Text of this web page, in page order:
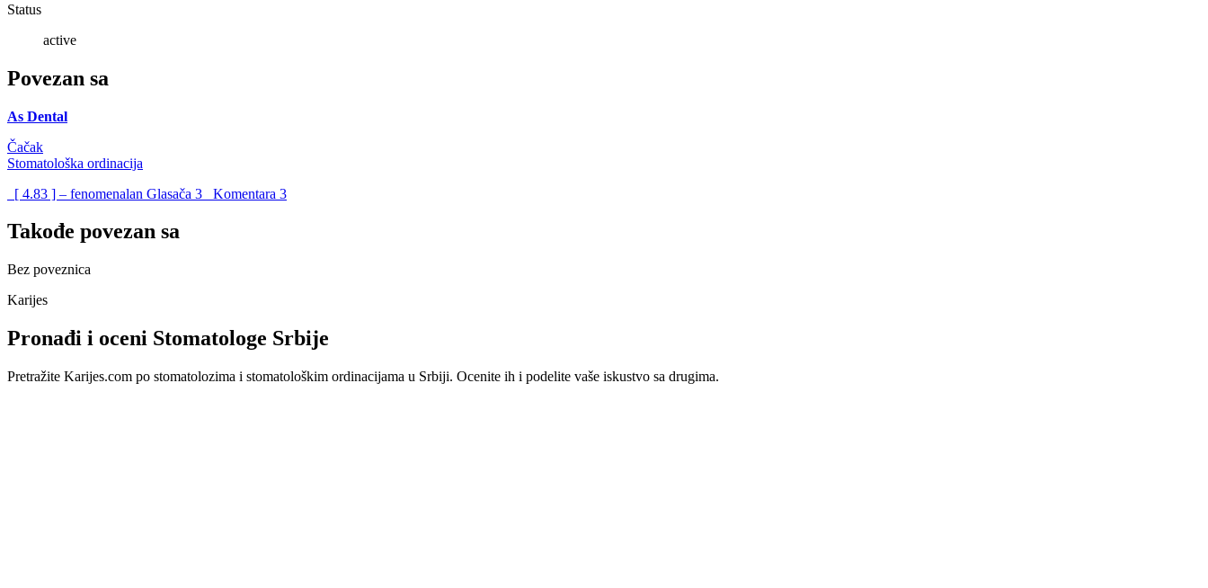
Status
active
Povezan sa
As Dental
Čačak
Stomatološka ordinacija
[ 4.83 ] – fenomenalan Glasača 3 Komentara 3
Takođe povezan sa
Bez poveznica
Karijes
Pronađi i oceni Stomatologe Srbije
Pretražite Karijes.com po stomatolozima i stomatološkim ordinacijama u Srbiji. Ocenite ih i podelite vaše iskustvo sa drugima.